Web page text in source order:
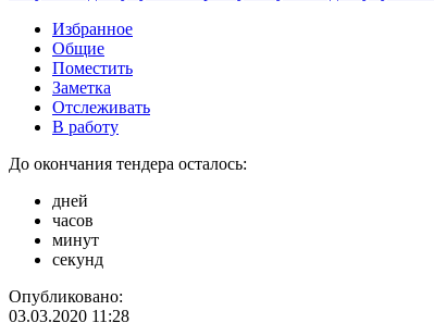
Избранное
Общие
Поместить
Заметка
Отслеживать
В работу
До окончания тендера осталось:
дней
часов
минут
секунд
Опубликовано:
03.03.2020 11:28